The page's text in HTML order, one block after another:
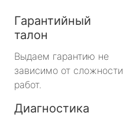
Гарантийный
талон
Выдаем гарантию не
зависимо от сложности
работ.
Диагностика